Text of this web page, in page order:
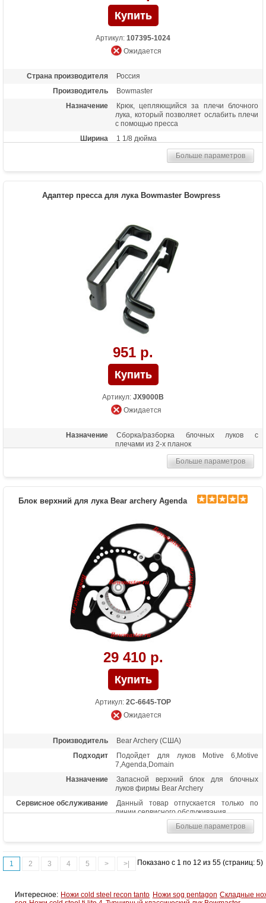
Артикул: 107395-1024
Ожидается
Страна производителя
Россия
Производитель
Bowmaster
Назначение
Крюк, цепляющийся за плечи блочного
лука, который позволяет ослабить плечи
с помощью пресса
Ширина
1 1/8 дюйма
Больше параметров
Адаптер пресса для лука Bowmaster Bowpress
951 р.
Артикул: JX9000B
Ожидается
Назначение
Сборка/разборка блочных луков с
плечами из 2-х планок
Больше параметров
Блок верхний для лука Bear archery Agenda
29 410 р.
Артикул: 2С-6645-TOP
Ожидается
Производитель
Bear Archery (США)
Подходит
Подойдет для луков Motive 6,Motive
7,Agenda,Domain
Назначение
Запасной верхний блок для блочных
луков фирмы Bear Archery
Сервисное обслуживание
Данный товар отпускается только по
линии сервисного обслуживания
Больше параметров
1 2 3 4 5 > >| Показано с 1 по 12 из 55 (страниц: 5)
Интересное: Ножи cold steel recon tanto Ножи sog pentagon Складные